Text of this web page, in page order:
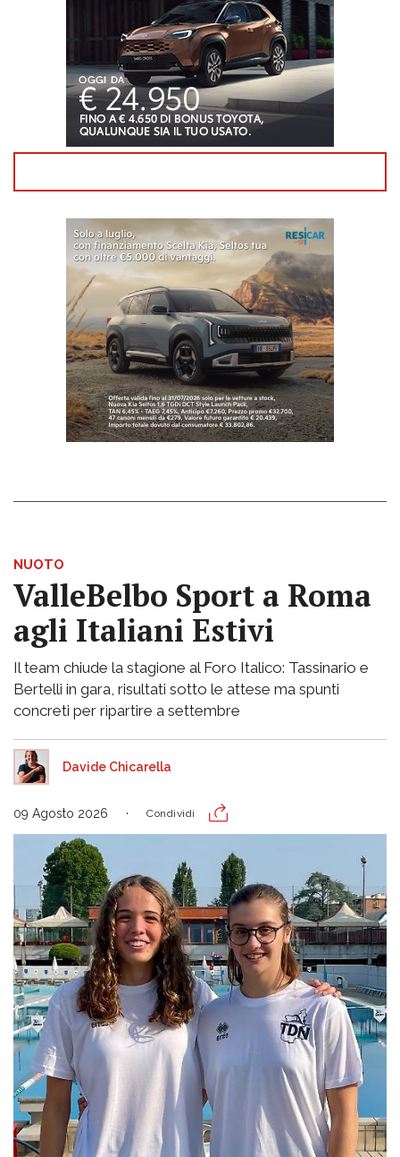
NUOTO
ValleBelbo Sport a Roma
agli Italiani Estivi
Il team chiude la stagione al Foro Italico: Tassinario e
Bertelli in gara, risultati sotto le attese ma spunti
concreti per ripartire a settembre
Davide Chicarella
09 Agosto 2026 Condividi